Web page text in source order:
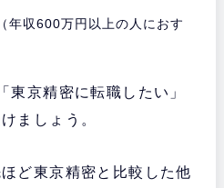
（年収600万円以上の人におす
東京精密に転職したい」
ましょう。
ど東京精密と比較した他